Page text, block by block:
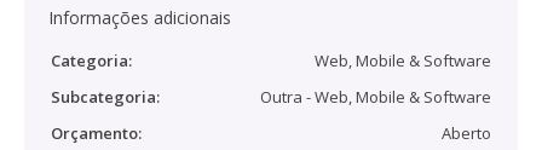
Informações adicionais
Categoria:
Web, Mobile & Software
Subcategoria:
Outra - Web, Mobile & Software
Orçamento:
Aberto